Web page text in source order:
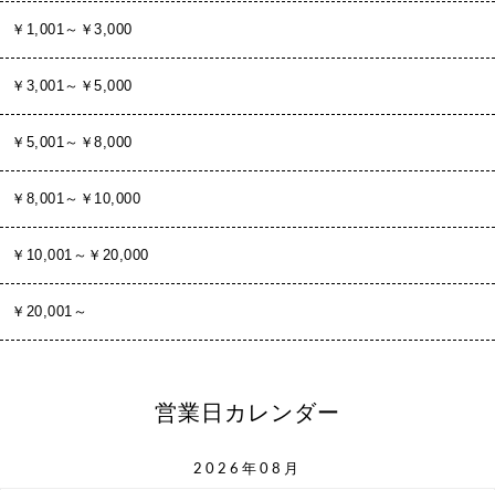
￥1,001～￥3,000
￥3,001～￥5,000
￥5,001～￥8,000
￥8,001～￥10,000
￥10,001～￥20,000
￥20,001～
営業日カレンダー
2026年08月